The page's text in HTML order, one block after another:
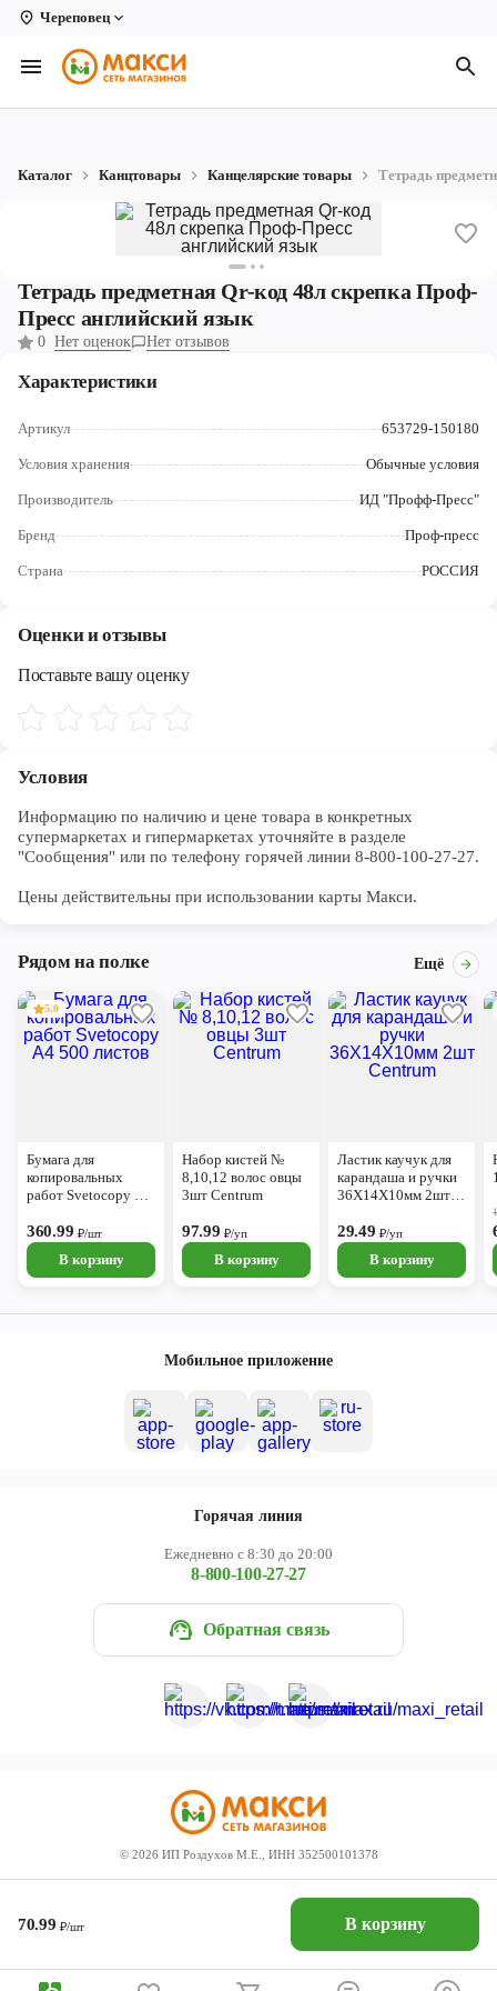
Череповец
Вологда
Архангельск
Коряжма
Котлас
Новодвинск
Северодвинск
Череповец
Каталог Канцтовары Канцелярские товары Тетрадь
Тетрадь предметная Qr-код 48л скрепка Проф-
Пресс английский язык
0 Нет оценок Нет отзывов
70.99₽/шт В корзину
Характеристики
Артикул 653729-150180
Условия хранения Обычные условия
Производитель ИД "Профф-Пресс"
Бренд Проф-пресс
Страна РОССИЯ
Оценки и отзывы
Поставьте вашу оценку
Условия
Информацию по наличию и цене товара в конкретных
супермаркетах и гипермаркетах уточняйте в разделе
"Сообщения" или по телефону горячей линии 8-800-100-27-27.
Цены действительны при использовании карты Макси.
Рядом на полке Ещё
5.0
Бумага для
копировальных
работ Svetocopy А4
360.99 ₽/шт
В корзину
Набор кистей №
8,10,12 волос овцы
3шт Centrum
97.99₽/уп
В корзину
Ластик каучук для
карандаша и ручки
36Х14Х10мм 2шт
29.49₽/уп
В корзину
Мобильное приложение
Горячая линия
Ежедневно с 8:30 до 20:00
8-800-100-27-27
Обратная связь
© 2026 ИП Роздухов М.Е., ИНН 352500101378